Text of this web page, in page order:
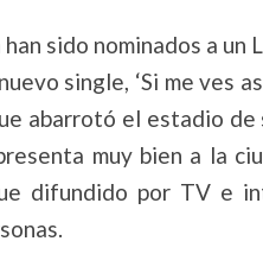
sido nominados a un
single, ‘Si me ves
abarrotó el estadio
muy bien a la
difundido por TV e